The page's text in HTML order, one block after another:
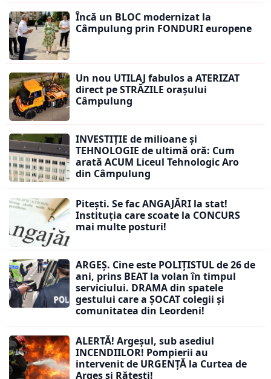
Încă un BLOC modernizat la
Câmpulung prin FONDURI europene
Un nou UTILAJ fabulos a ATERIZAT
direct pe STRĂZILE orașului
Câmpulung
INVESTIȚIE de milioane și
TEHNOLOGIE de ultimă oră: Cum
arată ACUM Liceul Tehnologic Aro
din Câmpulung
Pitești. Se fac ANGAJĂRI la stat!
Instituția care scoate la CONCURS
mai multe posturi!
ARGEȘ. Cine este POLIȚISTUL de 26 de
ani, prins BEAT la volan în timpul
serviciului. DRAMA din spatele
gestului care a ȘOCAT colegii și
comunitatea din Leordeni!
ALERTĂ! Argeșul, sub asediul
INCENDIILOR! Pompierii au
intervenit de URGENȚĂ la Curtea de
Argeș și Rătești!